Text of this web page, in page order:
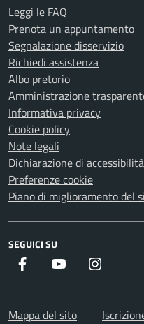
Leggi le FAQ
Prenota un appuntamento
Segnalazione disservizio
Richiedi assistenza
Albo pretorio
Amministrazione
Informativa privacy
Cookie policy
Note legali
Dichiarazione di accessibilità
Preferenze cookie
Piano di miglioramento del
SEGUICI SU
Facebook Youtube
Mappa del sito